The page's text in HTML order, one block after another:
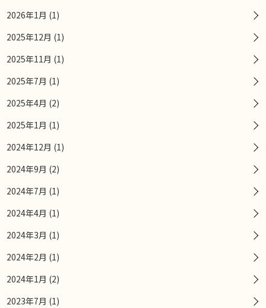
2026年1月 (1)
2025年12月 (1)
2025年11月 (1)
2025年7月 (1)
2025年4月 (2)
2025年1月 (1)
2024年12月 (1)
2024年9月 (2)
2024年7月 (1)
2024年4月 (1)
2024年3月 (1)
2024年2月 (1)
2024年1月 (2)
2023年7月 (1)